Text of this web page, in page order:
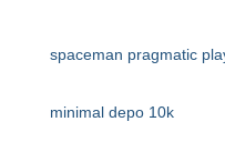
spaceman pragmatic
minimal depo 10k